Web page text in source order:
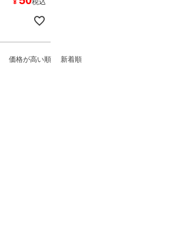
価格が高い順 新着順